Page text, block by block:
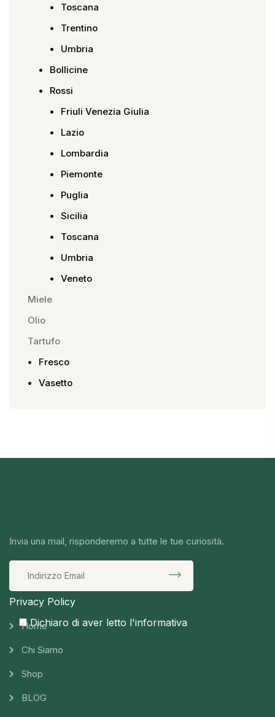
Toscana
Trentino
Umbria
Bollicine
Rossi
Friuli Venezia Giulia
Lazio
Lombardia
Piemonte
Puglia
Sicilia
Toscana
Umbria
Veneto
Miele
Olio
Tartufo
Fresco
Vasetto
Invia una mail, risponderemo a tutte le tue curiosità.
Privacy Policy
Dichiaro di aver letto l'informativa
Home
Chi Siamo
Shop
BLOG